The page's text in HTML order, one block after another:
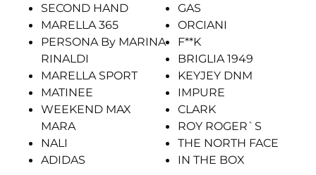
SECOND HAND
MARELLA 365
PERSONA By MARINA
RINALDI
MARELLA SPORT
MATINEE
WEEKEND MAX
MARA
NALI
ADIDAS
GAS
ORCIANI
F**K
BRIGLIA 1949
KEYJEY DNM
IMPURE
CLARK
ROY ROGER`S
THE NORTH FACE
IN THE BOX